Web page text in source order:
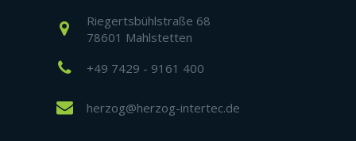
Riegertsbühlstraße 68
78601 Mahlstetten
+49 7429 - 9161 400
herzog@herzog-intertec.de